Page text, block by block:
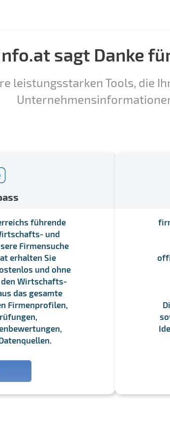
sagt Danke
leistungsstarken Tools, die
führende
und
Firmensuche
erhalten Sie
und ohne
den Wirtschafts-
das gesamte
Firmenprofilen,